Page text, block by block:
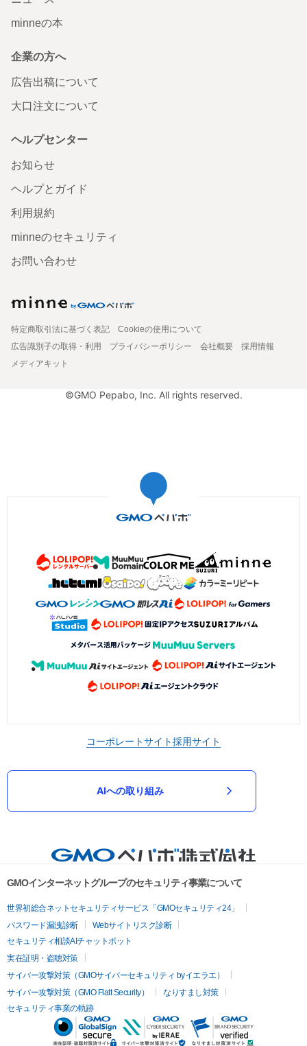
minneの本
企業の方へ
広告出稿について
大口注文について
ヘルプセンター
お知らせ
ヘルプとガイド
利用規約
minneのセキュリティ
お問い合わせ
特定商取引法に基づく表記
Cookieの使用について
広告識別子の取得・利用
プライバシーポリシー 会社概要
採用情報
メディアキット
©GMO Pepabo, Inc. All rights reserved.
コーポレートサイト採用サイト
AIへの取り組み
GMOインターネットグループのセキュリティ事業について
世界初総合ネットセキュリティサービス「GMOセキュリティ24」
パスワード漏洩診断
Webサイトリスク診断
セキュリティ相談AIチャットボット
実在証明・盗聴対策
サイバー攻撃対策（GMOサイバーセキュリティ byイエラエ）
サイバー攻撃対策（GMO Flatt Security）
なりすまし対策
セキュリティ事業の軌跡